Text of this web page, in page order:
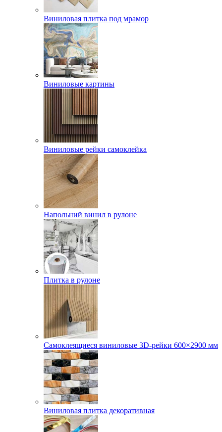
Виниловая плитка под мрамор
Виниловые картины
Виниловые рейки самоклейка
Напольний винил в рулоне
Плитка в рулоне
Самоклеящиеся виниловые 3D‑рейки 600×2900 мм
Виниловая плитка декоративная